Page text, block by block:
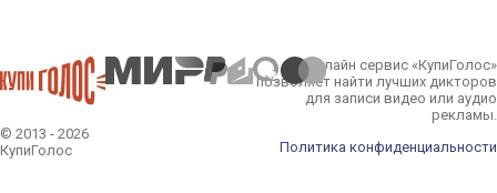
© 2013 - 2026
КупиГолос
Онлайн сервис «КупиГолос»
позволяет найти лучших дикторов
для записи видео или аудио
рекламы.
Политика конфиденциальности